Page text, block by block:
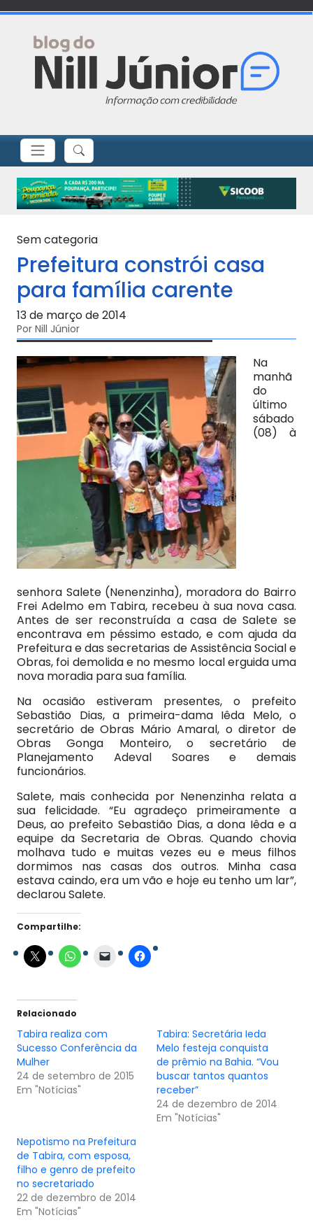
Sem categoria
Prefeitura constrói casa
para família carente
13 de março de 2014
Por Nill Júnior
Na
manhã
do
último
sábado
(08) à
senhora Salete (Nenenzinha), moradora do Bairro
Frei Adelmo em Tabira, recebeu à sua nova casa.
Antes de ser reconstruída a casa de Salete se
encontrava em péssimo estado, e com ajuda da
Prefeitura e das secretarias de Assistência Social e
Obras, foi demolida e no mesmo local erguida uma
nova moradia para sua família.
Na ocasião estiveram presentes, o prefeito
Sebastião Dias, a primeira-dama Iêda Melo, o
secretário de Obras Mário Amaral, o diretor de
Obras Gonga Monteiro, o secretário de
Planejamento Adeval Soares e demais
funcionários.
Salete, mais conhecida por Nenenzinha relata a
sua felicidade. “Eu agradeço primeiramente a
Deus, ao prefeito Sebastião Dias, a dona Iêda e a
equipe da Secretaria de Obras. Quando chovia
molhava tudo e muitas vezes eu e meus filhos
dormimos nas casas dos outros. Minha casa
estava caindo, era um vão e hoje eu tenho um lar”,
declarou Salete.
Compartilhe:
Relacionado
Tabira realiza com
Sucesso Conferência da
Mulher
24 de setembro de 2015
Em "Notícias"
Tabira: Secretária Ieda
Melo festeja conquista
de prêmio na Bahia. “Vou
buscar tantos quantos
receber”
24 de dezembro de 2014
Em "Notícias"
Nepotismo na Prefeitura
de Tabira, com esposa,
filho e genro de prefeito
no secretariado
22 de dezembro de 2014
Em "Notícias"